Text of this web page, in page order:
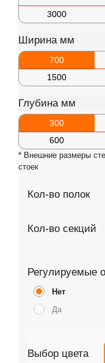
3000
Ширина мм
700
1500
Глубина мм
300
600
* Внешние размеры
стоек
Кол-во полок
Кол-во секций
Регулируемые
Нет
Да
Выбор цвета